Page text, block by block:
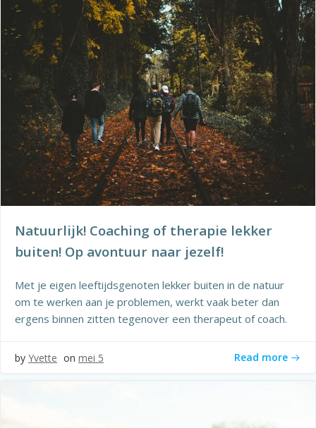
Natuurlijk! Coaching of therapie lekker
buiten! Op avontuur naar jezelf!
Met je eigen leeftijdsgenoten lekker buiten in de natuur
om te werken aan je problemen, werkt vaak beter dan
ergens binnen zitten tegenover een therapeut of coach.
by Yvette on mei 5 Read more